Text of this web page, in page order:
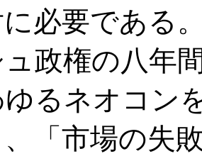
必要である
政権の八年
るネオコン
「市場の失